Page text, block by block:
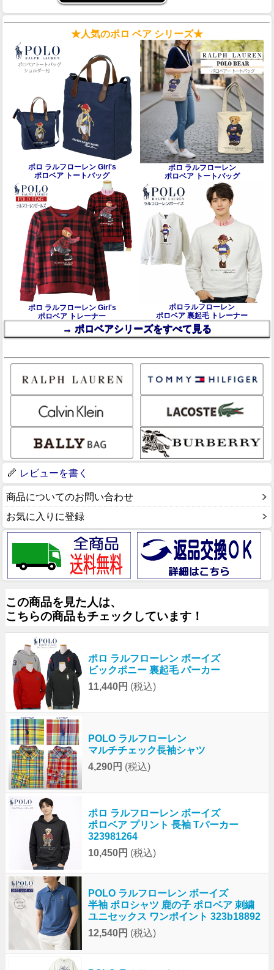
★人気のポロ ベア シリーズ★
ポロ ラルフローレン Girl's
ポロベア トートバッグ
ポロ ラルフローレン
ポロベア トートバッグ
ポロ ラルフローレン Girl's
ポロベア トレーナー
ポロラルフローレン
ポロベア 裏起毛 トレーナー
→ ポロベアシリーズをすべて見る
レビューを書く
商品についてのお問い合わせ
お気に入りに登録
この商品を見た人は、
こちらの商品もチェックしています！
ポロ ラルフローレン ボーイズ
ビックポニー 裏起毛 パーカー
11,440円 (税込)
POLO ラルフローレン
マルチチェック長袖シャツ
4,290円 (税込)
ポロ ラルフローレン ボーイズ
ポロベア プリント 長袖 Tパーカー
323981264
10,450円 (税込)
POLO ラルフローレン ボーイズ
半袖 ポロシャツ 鹿の子 ポロベア 刺繍
ユニセックス ワンポイント 323b18892
12,540円 (税込)